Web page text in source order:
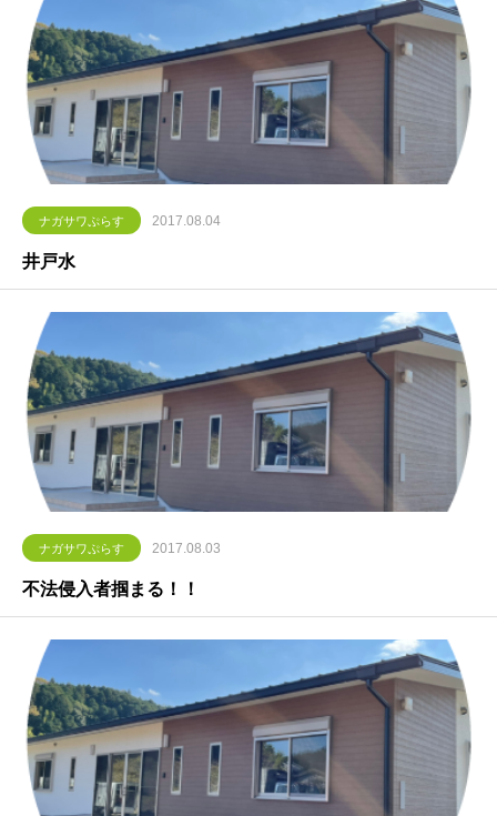
ナガサワぷらす 2017.08.04
井戸水
ナガサワぷらす 2017.08.03
不法侵入者掴まる！！